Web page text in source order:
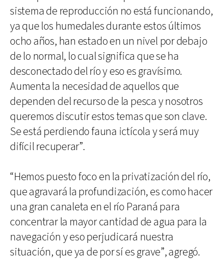
sistema de reproducción no está funcionando,
ya que los humedales durante estos últimos
ocho años, han estado en un nivel por debajo
de lo normal, lo cual significa que se ha
desconectado del río y eso es gravísimo.
Aumenta la necesidad de aquellos que
dependen del recurso de la pesca y nosotros
queremos discutir estos temas que son clave.
Se está perdiendo fauna ictícola y será muy
difícil recuperar”.
“Hemos puesto foco en la privatización del río,
que agravará la profundización, es como hacer
una gran canaleta en el río Paraná para
concentrar la mayor cantidad de agua para la
navegación y eso perjudicará nuestra
situación, que ya de por sí es grave”, agregó.